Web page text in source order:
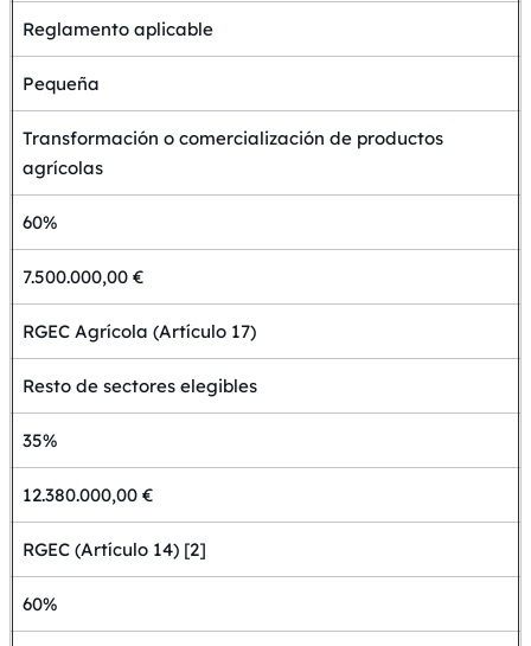
Reglamento aplicable
Pequeña
Transformación o comercialización de productos
agrícolas
60%
7.500.000,00 €
RGEC Agrícola (Artículo 17)
Resto de sectores elegibles
35%
12.380.000,00 €
RGEC (Artículo 14) [2]
60%